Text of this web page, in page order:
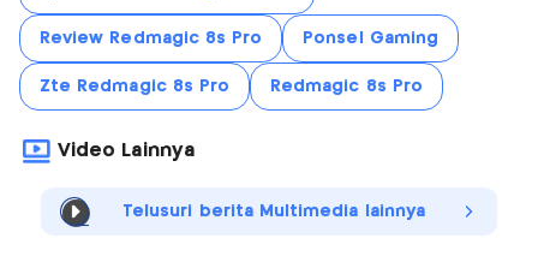
Review Redmagic 8s Pro Ponsel Gaming
Zte Redmagic 8s Pro Redmagic 8s Pro
Video Lainnya
Telusuri berita Multimedia lainnya